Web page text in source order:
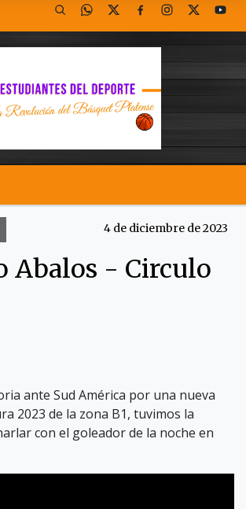
4 de diciembre de 2023
Abalos - Circulo
ante Sud América por una nueva
2023 de la zona B1, tuvimos la
con el goleador de la noche en